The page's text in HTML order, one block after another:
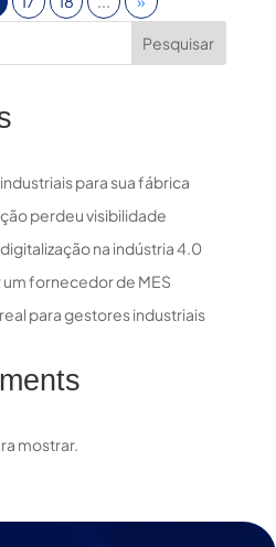
Pesquisar
para sua fábrica
perdeu visibilidade
na indústria 4.0
fornecedor de MES
para gestores industriais
mostrar.